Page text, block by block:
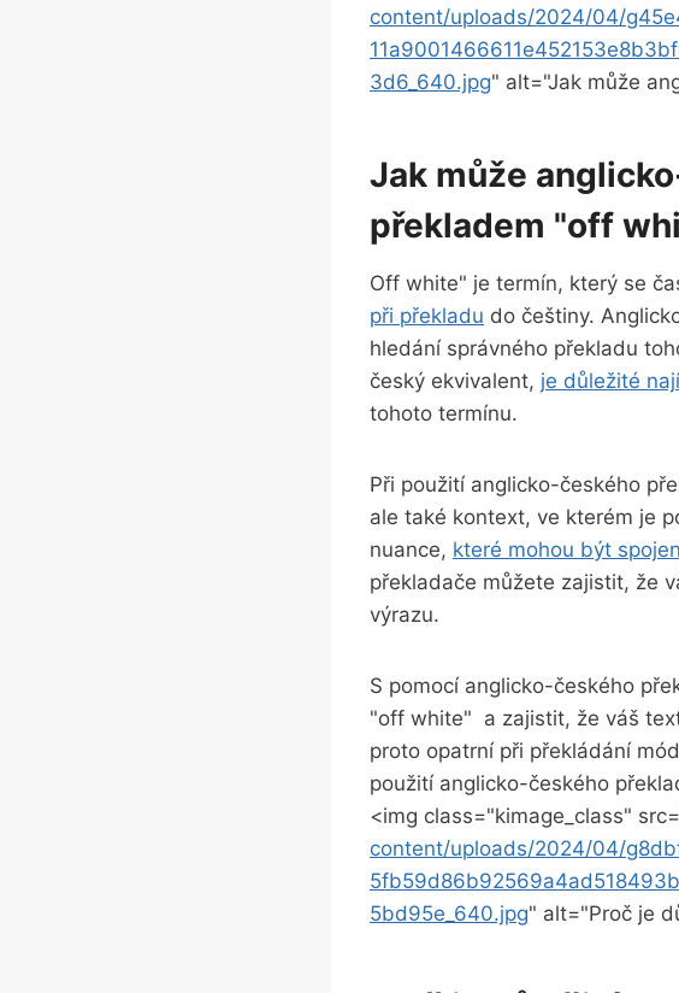
content/uploads/2024/04/
3d6_640.jpg" alt="Jak může
Jak může
překladem "off
Off white" je termín, který se
při překladu ‌do češtiny.
hledání správného překladu
český ekvivalent, je důležité
tohoto termínu.
Při použití anglicko-českého
ale také kontext, ve kterém je
nuance, které‍ mohou být
překladače můžete‍ zajistit, ‌že
výrazu.
S pomocí anglicko-českého
"off white" ⁢ a zajistit, že váš
proto opatrní⁣ při překládání
použití anglicko-českého
<img class="kimage_class"
content/uploads/2024/04/
5bd95e_640.jpg" alt="Proč​ je